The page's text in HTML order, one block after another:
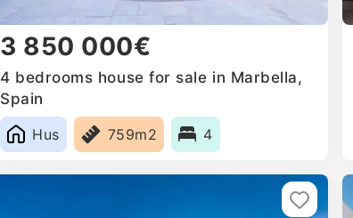
3 850 000€
4 bedrooms house for sale in Marbella,
Spain
Hus
759m2 4